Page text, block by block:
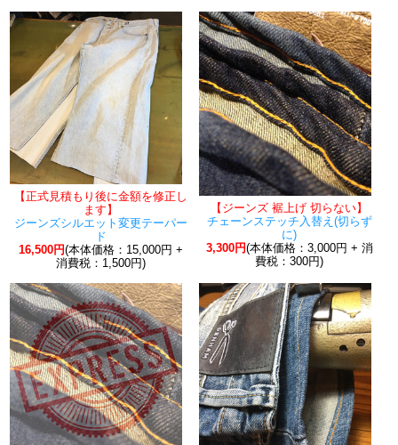
【正式見積もり後に金額を修正し
ます】
ジーンズシルエット変更テーパー
ド
16,500円(本体価格：15,000円 +
消費税：1,500円)
【ジーンズ 裾上げ 切らない】
チェーンステッチ入替え(切らず
に)
3,300円(本体価格：3,000円 + 消
費税：300円)